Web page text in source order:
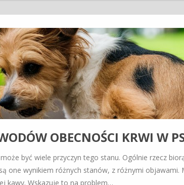
OBECNOŚCI KRWI W
może być wiele przyczyn tego stanu. Ogólnie rzecz
one wynikiem różnych stanów, z różnymi objawami.
kawy. Wskazuje to na problem…